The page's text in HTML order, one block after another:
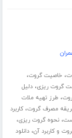
، خاصیت گروت،
گروت ریزی،دلیل
، طرز تهیه ملات
مصرف گروت،کاربرد
،نحوه گروت ریزی،
و کاربرد آن،دانلود